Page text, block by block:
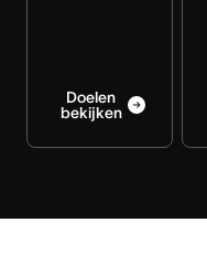
Doelen
bekijken